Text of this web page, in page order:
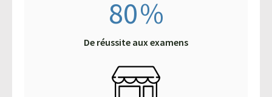
80%
De réussite aux examens